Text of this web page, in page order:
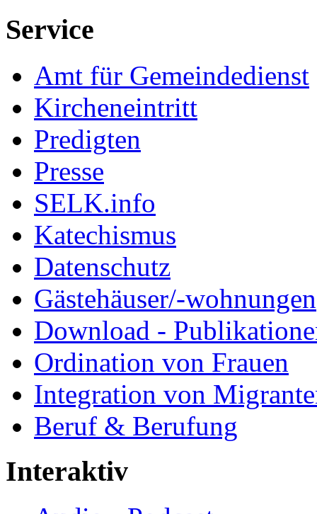
Service
Amt für Gemeindedienst
Kircheneintritt
Predigten
Presse
SELK.info
Katechismus
Datenschutz
Gästehäuser/-wohnungen
Download -
Ordination von Frauen
Integration von
Beruf & Berufung
Interaktiv